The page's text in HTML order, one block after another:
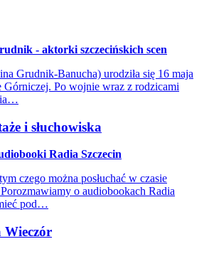
- aktorki szczecińskich scen
Grudnik-Banucha) urodziła się 16 maja
Po wojnie wraz z rodzicami
i słuchowiska
Radia Szczecin
czego można posłuchać w czasie
o audiobookach Radia
pod…
Wieczór